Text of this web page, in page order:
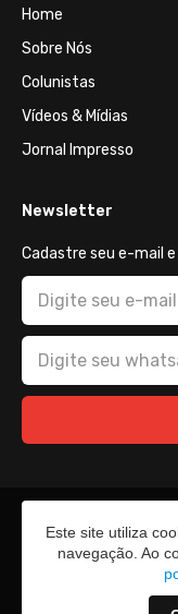
Home
Sobre Nós
Colunistas
Vídeos & Mídias
Jornal Impresso
Newsletter
Cadastre seu e-mail
Este site utiliza
navegação. Ao